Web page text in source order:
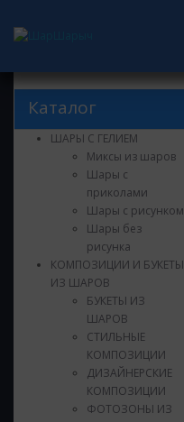
Каталог
ШАРЫ С ГЕЛИЕМ
Миксы из шаров
Шары с
приколами
Шары с рисунком
Шары без
рисунка
КОМПОЗИЦИИ И БУКЕТЫ
ИЗ ШАРОВ
БУКЕТЫ ИЗ
ШАРОВ
СТИЛЬНЫЕ
КОМПОЗИЦИИ
ДИЗАЙНЕРСКИЕ
КОМПОЗИЦИИ
ФОТОЗОНЫ ИЗ